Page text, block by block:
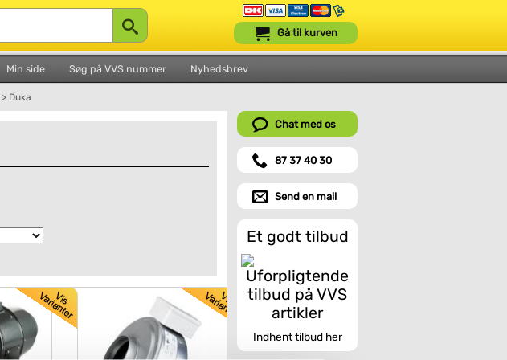
Min side Søg på VVS nummer Nyhedsbrev
Gå til kurven
> Duka
Chat med os
87 37 40 30
Send en mail
Et godt tilbud
Indhent tilbud her